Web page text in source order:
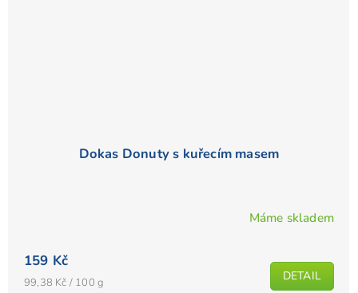
Dokas Donuty s kuřecím masem
Máme skladem
159 Kč
Měrná
99,38 Kč / 100 g DETAIL